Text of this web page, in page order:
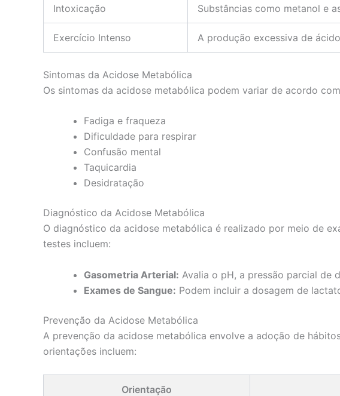
Intoxicação Substâncias como metanol e
Exercício Intenso A produção excessiva de
Sintomas da Acidose Metabólica
Os sintomas da acidose metabólica podem variar de acordo
Fadiga e fraqueza
Dificuldade para respirar
Confusão mental
Taquicardia
Desidratação
Diagnóstico da Acidose Metabólica
O diagnóstico da acidose metabólica é realizado por meio de
testes incluem:
Gasometria Arterial: Avalia o pH, a pressão parcial de
Exames de Sangue: Podem incluir a dosagem de
Prevenção da Acidose Metabólica
A prevenção da acidose metabólica envolve a adoção de
orientações incluem:
Orientação